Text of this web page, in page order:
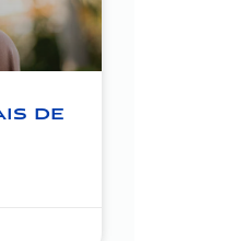
de